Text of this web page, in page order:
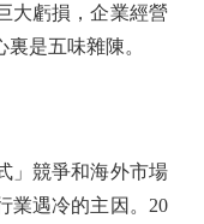
大虧損，企業經營
是五味雜陳。
競爭和海外市場
業遇冷的主因。20